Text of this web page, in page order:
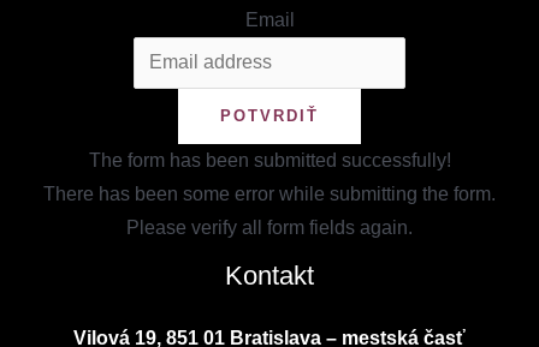
Email
POTVRDIŤ
The form has been submitted successfully!
There has been some error while submitting the form.
Please verify all form fields again.
Kontakt
Vilová 19, 851 01 Bratislava – mestská časť